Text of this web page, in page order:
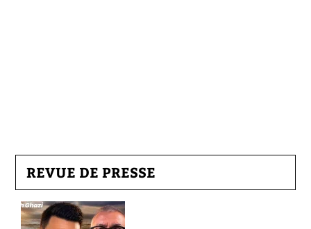
REVUE DE PRESSE